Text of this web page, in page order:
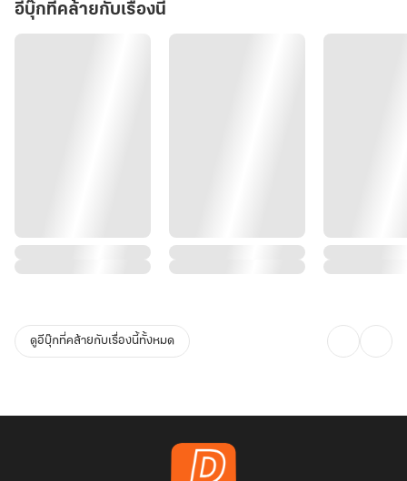
อีบุ๊กที่คล้ายกับเรื่องนี้
ดูอีบุ๊กที่คล้ายกับเรื่องนี้ทั้งหมด